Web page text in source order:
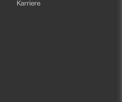
Karriere